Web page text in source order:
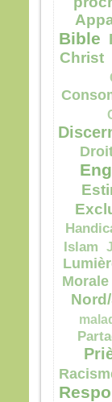
Bible
Christ
Islam
Morale